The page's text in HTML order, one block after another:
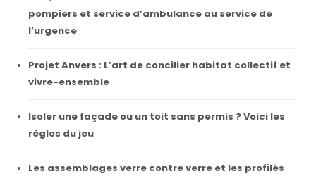
pompiers et service d’ambulance au service de
l’urgence
Projet Anvers : L’art de concilier habitat collectif et
vivre-ensemble
Isoler une façade ou un toit sans permis ? Voici les
règles du jeu
Les assemblages verre contre verre et les profilés